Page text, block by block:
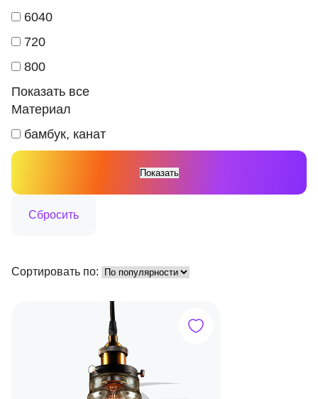
6040
720
800
Показать все
Материал
бамбук, канат
Сортировать по: